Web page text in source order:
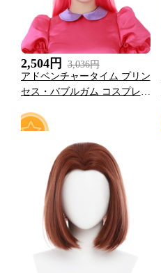
2,504円
3,036円
アドベンチャータイム プリン
セス・バブルガム コスプレ